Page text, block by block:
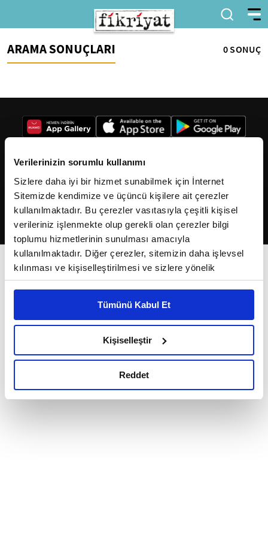
Verilerinizin sorumlu kullanımı
Sizlere daha iyi bir hizmet sunabilmek için İnternet
Sitemizde kendimize ve üçüncü kişilere ait çerezler
kullanılmaktadır. Bu çerezler vasıtasıyla çeşitli kişisel
verileriniz işlenmekte olup gerekli olan çerezler bilgi
toplumu hizmetlerinin sunulması amacıyla
kullanılmaktadır. Diğer çerezler, sitemizin daha işlevsel
kılınması ve kişiselleştirilmesi ve sizlere yönelik
reklam/pazarlama faaliyetlerinin yapılması, amaçlarıyla
Çerezlere ilişkin tercihlerinizi çerez paneli vasıtasıyla
belirleyebilirsiniz. Çerezlere ilişkin detaylı bilgi için
Ayarlar butonuna tıklayabilir,Çerez Bilgilendirme
Metnimizi ziyaret edebilirsiniz.
okumak ve sitemizi ziyaretiniz kapsamında
Tümünü Kabul Et
Kişiselleştir
Reddet
ARAMA SONUÇLARI 0 SONUÇ
2026Fikriyat. Tüm hakları saklıdır.